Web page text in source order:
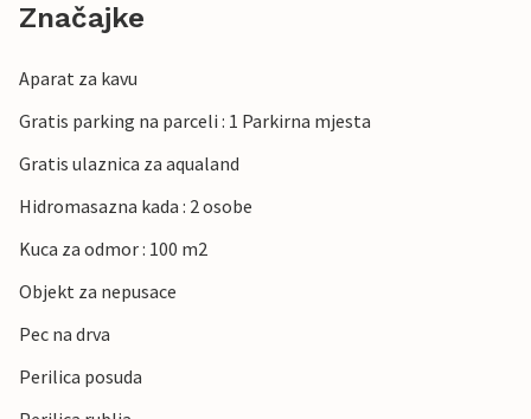
Značajke
Aparat za kavu
Gratis parking na parceli : 1 Parkirna mjesta
Gratis ulaznica za aqualand
Hidromasazna kada : 2 osobe
Kuca za odmor : 100 m2
Objekt za nepusace
Pec na drva
Perilica posuda